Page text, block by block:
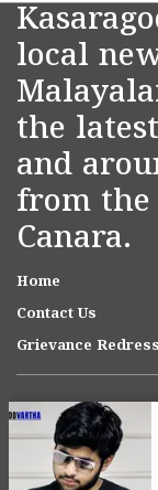
local
the
and
from the
Canara.
Home
Contact Us
Grievance